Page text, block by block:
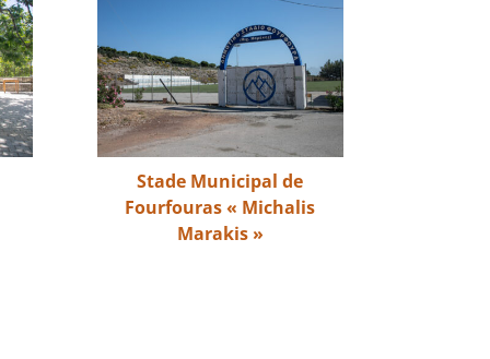
Stade Municipal de
Fourfouras « Michalis
Marakis »